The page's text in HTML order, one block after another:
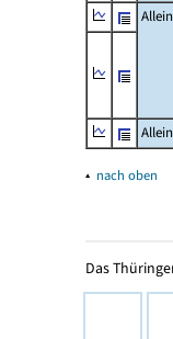
▴ nach oben
Das